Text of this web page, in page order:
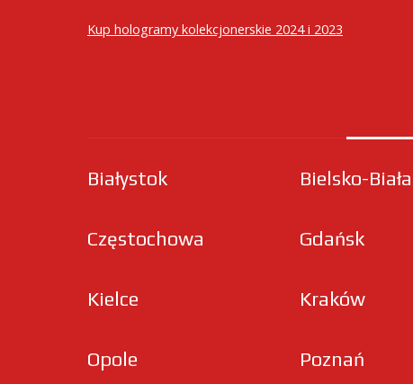
Kup hologramy kolekcjonerskie 2024 i 2023
Białystok Bielsko-Biała
Częstochowa Gdańsk
Kielce Kraków
Opole Poznań